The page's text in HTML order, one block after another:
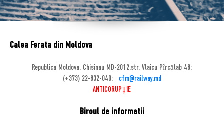
Calea Ferata din Moldova
Republica Moldova, Chisinau MD-2012,str. Vlaicu Pîrcălab 48;
(+373) 22-832-040;
cfm@railway.md
ANTICORUPȚIE
Biroul de informatii